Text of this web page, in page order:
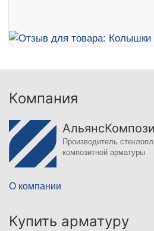
Компания
Производитель
композитной арматуры
О компании
Купить арматуру